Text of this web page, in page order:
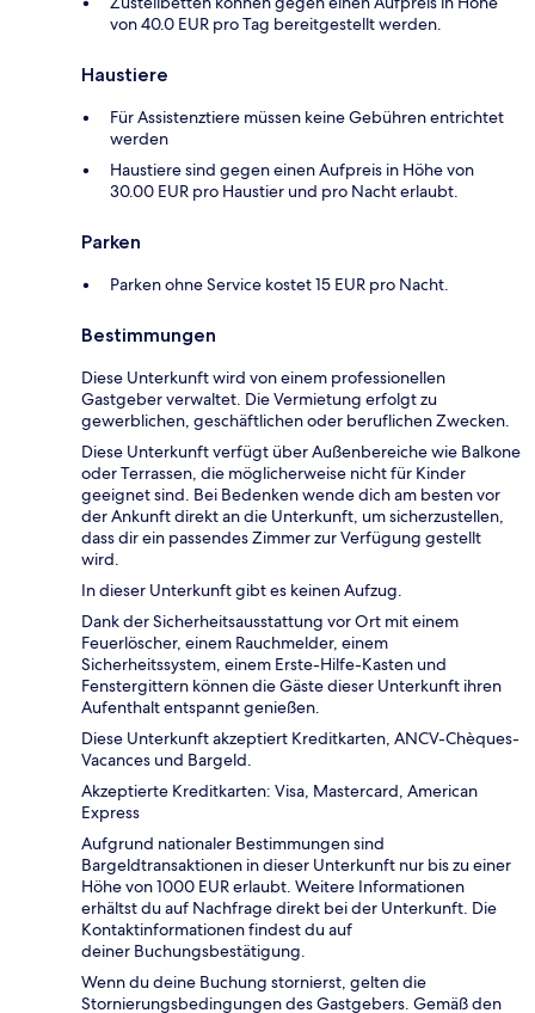
von 40.0 EUR pro Tag bereitgestellt werden.
Haustiere
Für Assistenztiere müssen keine Gebühren entrichtet
werden
Haustiere sind gegen einen Aufpreis in Höhe von
30.00 EUR pro Haustier und pro Nacht erlaubt.
Parken
Parken ohne Service kostet 15 EUR pro Nacht.
Bestimmungen
Diese Unterkunft wird von einem professionellen
Gastgeber verwaltet. Die Vermietung erfolgt zu
gewerblichen, geschäftlichen oder beruflichen Zwecken.
Diese Unterkunft verfügt über Außenbereiche wie Balkone
oder Terrassen, die möglicherweise nicht für Kinder
geeignet sind. Bei Bedenken wende dich am besten vor
der Ankunft direkt an die Unterkunft, um sicherzustellen,
dass dir ein passendes Zimmer zur Verfügung gestellt
wird.
In dieser Unterkunft gibt es keinen Aufzug.
Dank der Sicherheitsausstattung vor Ort mit einem
Feuerlöscher, einem Rauchmelder, einem
Sicherheitssystem, einem Erste-Hilfe-Kasten und
Fenstergittern können die Gäste dieser Unterkunft ihren
Aufenthalt entspannt genießen.
Diese Unterkunft akzeptiert Kreditkarten, ANCV-Chèques-
Vacances und Bargeld.
Akzeptierte Kreditkarten: Visa, Mastercard, American
Express
Aufgrund nationaler Bestimmungen sind
Bargeldtransaktionen in dieser Unterkunft nur bis zu einer
Höhe von 1000 EUR erlaubt. Weitere Informationen
erhältst du auf Nachfrage direkt bei der Unterkunft. Die
Kontaktinformationen findest du auf
deiner Buchungsbestätigung.
Wenn du deine Buchung stornierst, gelten die
Stornierungsbedingungen des Gastgebers. Gemäß den